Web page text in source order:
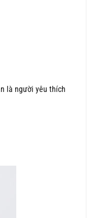
là người yêu thích